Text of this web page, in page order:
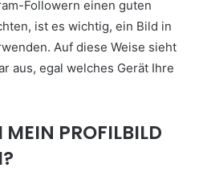
Followern einen guten
ist es wichtig, ein Bild in
Auf diese Weise sieht
aus, egal welches Gerät Ihre
PROFILBILD